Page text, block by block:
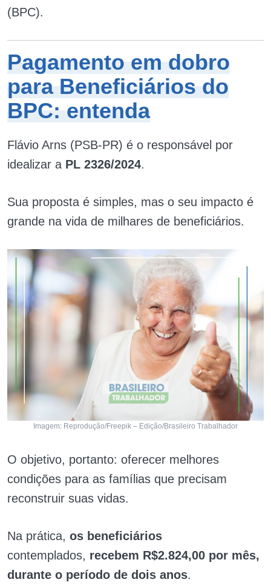
(BPC).
Pagamento em dobro
para Beneficiários do
BPC: entenda
Flávio Arns (PSB-PR) é o responsável por
idealizar a PL 2326/2024.
Sua proposta é simples, mas o seu impacto é
grande na vida de milhares de beneficiários.
Imagem: Reprodução/Freepik – Edição/Brasileiro Trabalhador
O objetivo, portanto: oferecer melhores
condições para as famílias que precisam
reconstruir suas vidas.
Na prática, os beneficiários
contemplados, recebem R$2.824,00 por mês,
durante o período de dois anos.